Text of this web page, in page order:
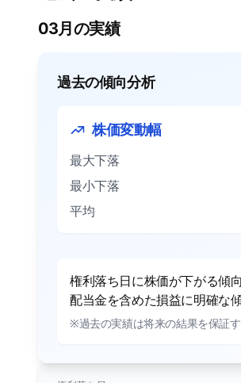
03月の実績
過去の傾向分析
株価変動幅
最大下落
最小下落
平均
権利落ち日に株価が下がる傾
配当金を含めた損益に明確な
※過去の実績は将来の結果を保証